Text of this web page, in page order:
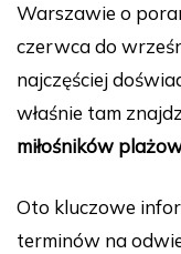
Warszawie o
czerwca do
najczęściej
właśnie tam
miłośników
Oto kluczowe
terminów na